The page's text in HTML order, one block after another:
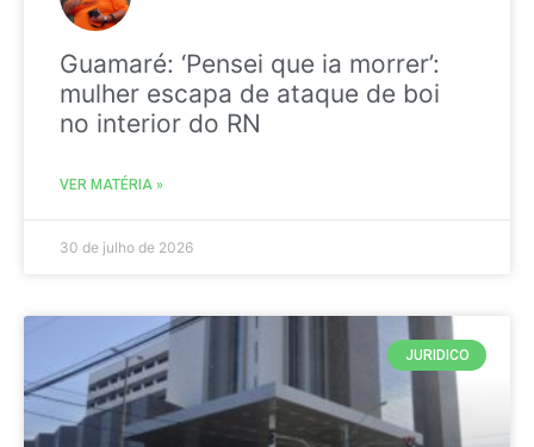
Guamaré: ‘Pensei que ia morrer’:
mulher escapa de ataque de boi
no interior do RN
VER MATÉRIA »
30 de julho de 2026
JURIDICO